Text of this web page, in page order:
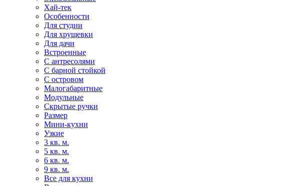
Хай-тек
Особенности
Для студии
Для хрущевки
Для дачи
Встроенные
С антресолями
С барной стойкой
С островом
Малогабаритные
Модульные
Скрытые ручки
Размер
Мини-кухни
Узкие
3 кв. м.
5 кв. м.
6 кв. м.
9 кв. м.
Все для кухни